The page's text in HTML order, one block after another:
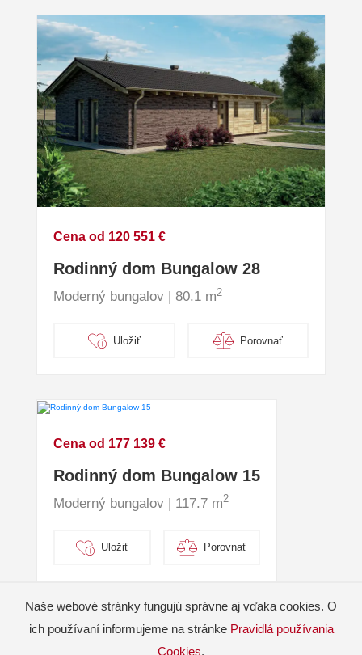
Cena od 120 551 €
Rodinný dom Bungalow 28
Moderný bungalov | 80.1 m2
Uložiť Porovnať
Cena od 177 139 €
Rodinný dom Bungalow 15
Moderný bungalov | 117.7 m2
Uložiť Porovnať
Naše webové stránky fungujú správne aj vďaka cookies. O
ich používaní informujeme na stránke Pravidlá používania
Cookies.